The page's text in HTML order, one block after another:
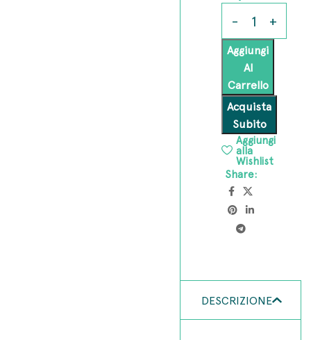
Aggiungi
Al
Carrello
Acquista
Subito
Aggiungi
alla
Wishlist
Share:
DESCRIZIONE